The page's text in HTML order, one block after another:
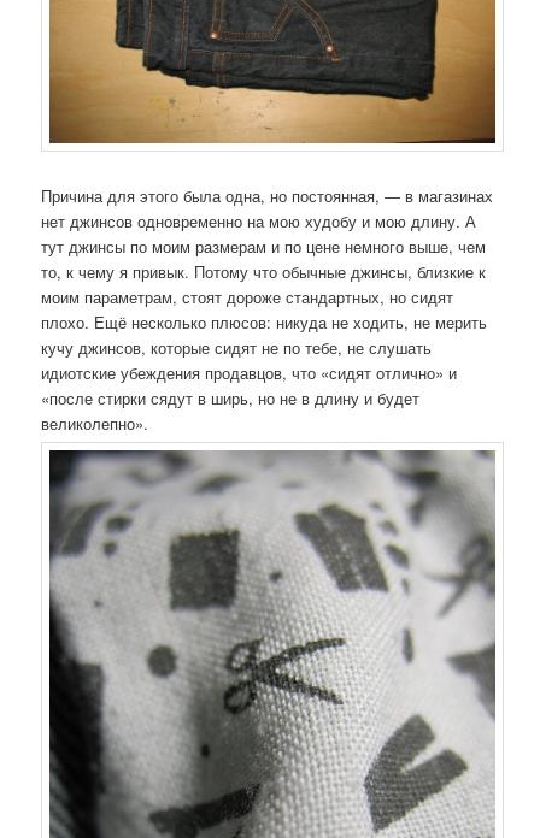
Причина для этого была одна, но постоянная, — в магазинах
нет джинсов одновременно на мою худобу и мою длину. А
тут джинсы по моим размерам и по цене немного выше, чем
то, к чему я привык. Потому что обычные джинсы, близкие к
моим параметрам, стоят дороже стандартных, но сидят
плохо. Ещё несколько плюсов: никуда не ходить, не мерить
кучу джинсов, которые сидят не по тебе, не слушать
идиотские убеждения продавцов, что «сидят отлично» и
«после стирки сядут в ширь, но не в длину и будет
великолепно».